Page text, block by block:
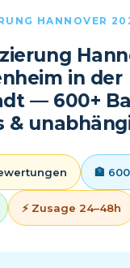
HANNOVER
in der
— 600+
&
🏦
⚡ Zusage 24–48h